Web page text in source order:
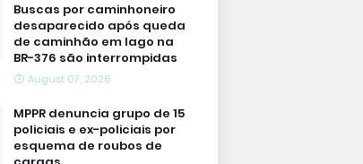
Buscas por caminhoneiro
desaparecido após queda
de caminhão em lago na
BR-376 são interrompidas
August 07, 2026
MPPR denuncia grupo de 15
policiais e ex-policiais por
esquema de roubos de